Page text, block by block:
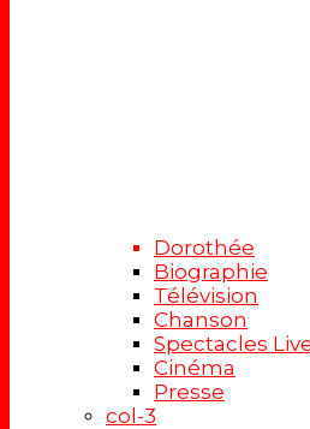
Dorothée
Biographie
Télévision
Chanson
Spectacles
Cinéma
Presse
col-3